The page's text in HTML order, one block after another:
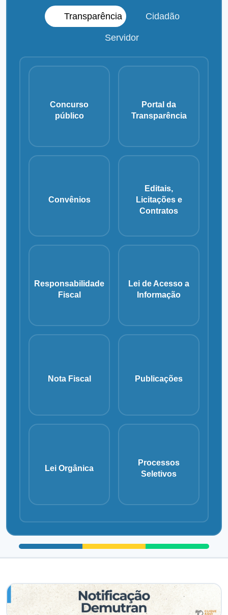
Transparência Cidadão
Servidor
Concurso
público
Portal da
Transparência
Convênios
Editais,
Licitações e
Contratos
Responsabilidade
Fiscal
Lei de Acesso a
Informação
Nota Fiscal Publicações
Lei Orgânica
Processos
Seletivos